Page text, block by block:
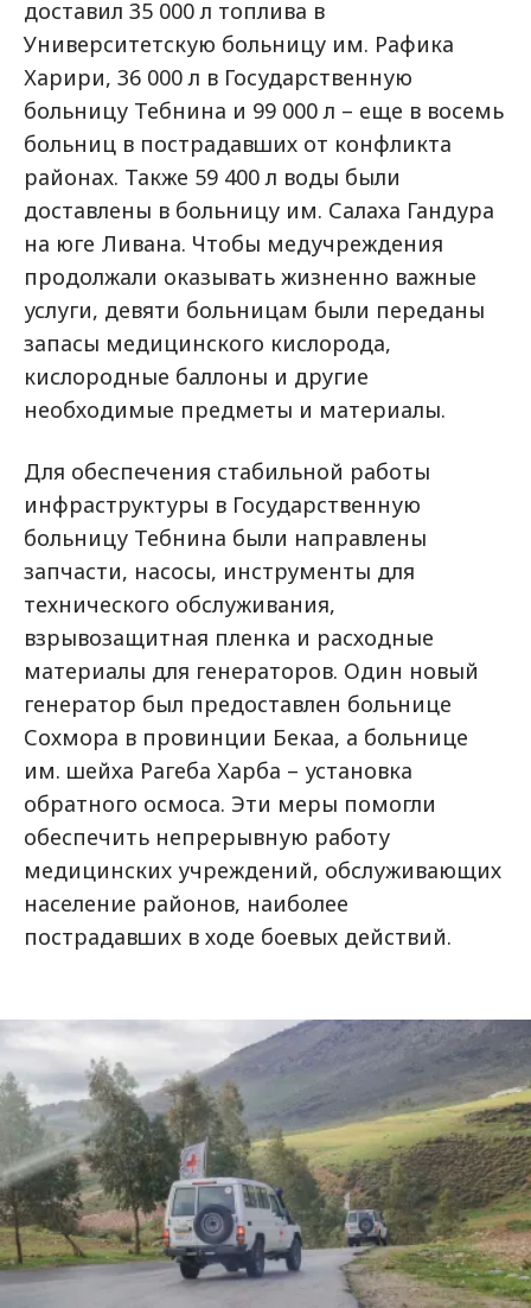
доставил 35 000 л топлива в
Университетскую больницу им. Рафика
Харири, 36 000 л в Государственную
больницу Тебнина и 99 000 л – еще в восемь
больниц в пострадавших от конфликта
районах. Также 59 400 л воды были
доставлены в больницу им. Салаха Гандура
на юге Ливана. Чтобы медучреждения
продолжали оказывать жизненно важные
услуги, девяти больницам были переданы
запасы медицинского кислорода,
кислородные баллоны и другие
необходимые предметы и материалы.
Для обеспечения стабильной работы
инфраструктуры в Государственную
больницу Тебнина были направлены
запчасти, насосы, инструменты для
технического обслуживания,
взрывозащитная пленка и расходные
материалы для генераторов. Один новый
генератор был предоставлен больнице
Сохмора в провинции Бекаа, а больнице
им. шейха Рагеба Харба – установка
обратного осмоса. Эти меры помогли
обеспечить непрерывную работу
медицинских учреждений, обслуживающих
население районов, наиболее
пострадавших в ходе боевых действий.